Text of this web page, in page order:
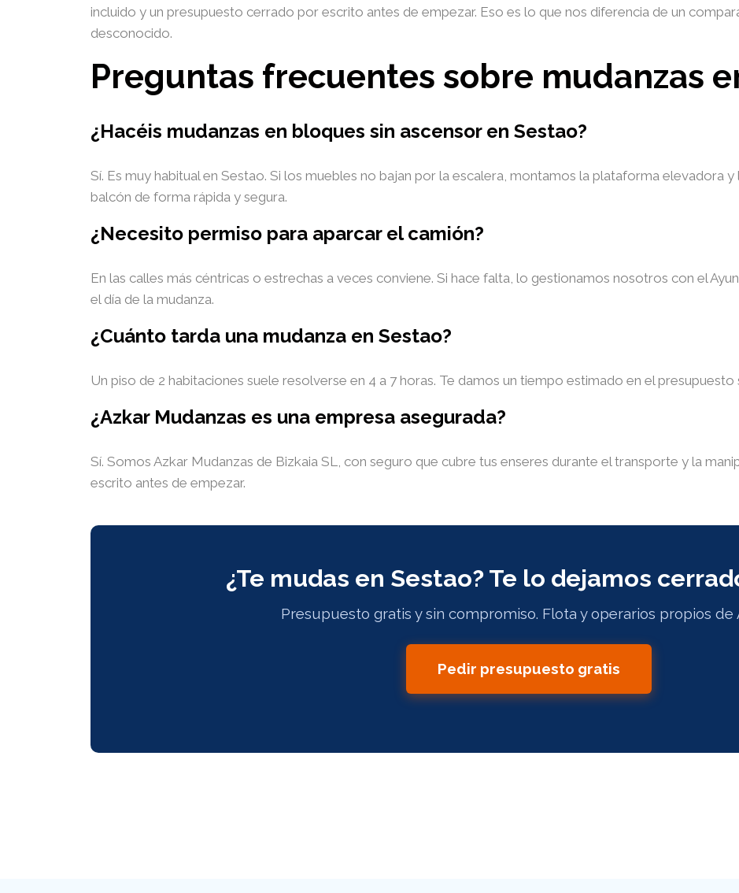
incluido y un presupuesto cerrado por escrito antes de empezar. Eso es lo que nos diferencia de un
desconocido.
Preguntas frecuentes sobre mudanzas
¿Hacéis mudanzas en bloques sin ascensor en Sestao?
Sí. Es muy habitual en Sestao. Si los muebles no bajan por la escalera, montamos la plataforma elevadora
balcón de forma rápida y segura.
¿Necesito permiso para aparcar el camión?
En las calles más céntricas o estrechas a veces conviene. Si hace falta, lo gestionamos nosotros con el
el día de la mudanza.
¿Cuánto tarda una mudanza en Sestao?
Un piso de 2 habitaciones suele resolverse en 4 a 7 horas. Te damos un tiempo estimado en el
¿Azkar Mudanzas es una empresa asegurada?
Sí. Somos Azkar Mudanzas de Bizkaia SL, con seguro que cubre tus enseres durante el transporte y la
escrito antes de empezar.
¿Te mudas en Sestao? Te lo dejamos
Presupuesto gratis y sin compromiso. Flota y operarios propios de
Pedir presupuesto gratis